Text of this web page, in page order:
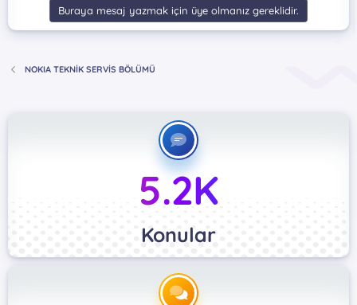
Buraya mesaj yazmak için üye olmanız gereklidir.
NOKIA TEKNİK SERVİS BÖLÜMÜ
5.2K
Konular